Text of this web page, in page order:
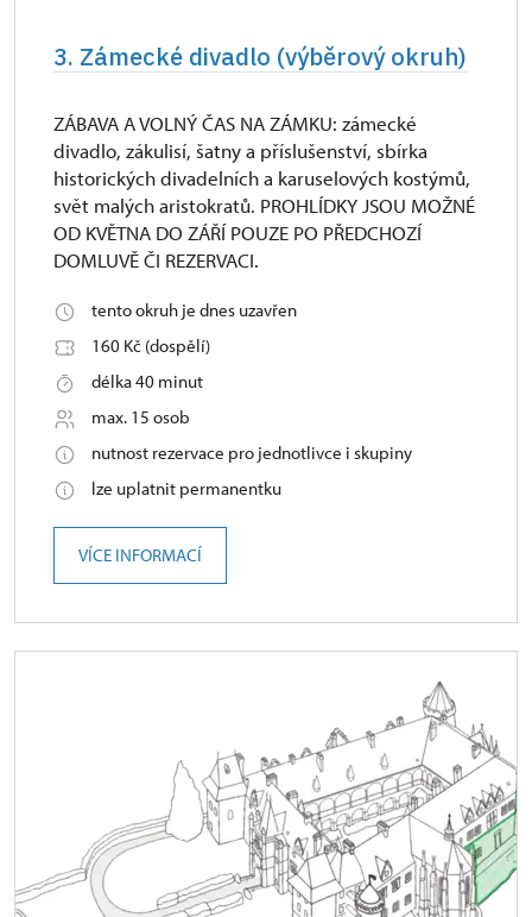
3. Zámecké divadlo (výběrový okruh)
ZÁBAVA A VOLNÝ ČAS NA ZÁMKU: zámecké
divadlo, zákulisí, šatny a příslušenství, sbírka
historických divadelních a karuselových kostýmů,
svět malých aristokratů. PROHLÍDKY JSOU MOŽNÉ
OD KVĚTNA DO ZÁŘÍ POUZE PO PŘEDCHOZÍ
DOMLUVĚ ČI REZERVACI.
tento okruh je dnes uzavřen
160 Kč (dospělí)
délka 40 minut
max. 15 osob
nutnost rezervace pro jednotlivce i skupiny
lze uplatnit permanentku
VÍCE INFORMACÍ